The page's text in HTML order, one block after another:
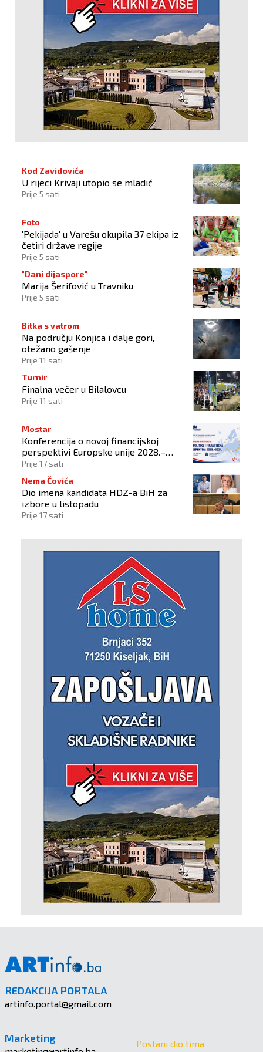
Kod Zavidovića
U rijeci Krivaji utopio se mladić
Prije 5 sati
Foto
'Pekijada' u Varešu okupila 37 ekipa iz
četiri države regije
Prije 5 sati
"Dani dijaspore"
Marija Šerifović u Travniku
Prije 5 sati
Bitka s vatrom
Na području Konjica i dalje gori,
otežano gašenje
Prije 11 sati
Turnir
Finalna večer u Bilalovcu
Prije 11 sati
Mostar
Konferencija o novoj financijskoj
perspektivi Europske unije 2028.–
2034.
Prije 17 sati
Nema Čovića
Dio imena kandidata HDZ-a BiH za
izbore u listopadu
Prije 17 sati
REDAKCIJA PORTALA
artinfo.portal@gmail.com
Marketing Postani dio tima